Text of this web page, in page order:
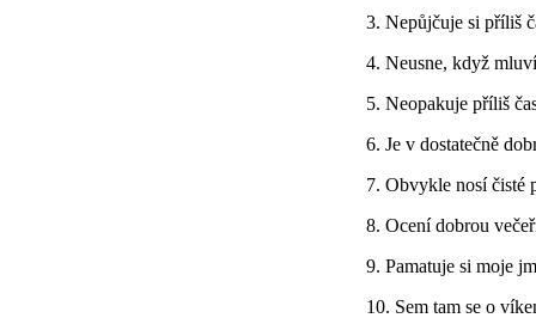
3. Nepůjčuje si příliš
4. Neusne, když
5. Neopakuje příliš
6. Je v dostatečně
7. Obvykle nosí čisté
8. Ocení dobrou
9. Pamatuje si moje
10. Sem tam se o